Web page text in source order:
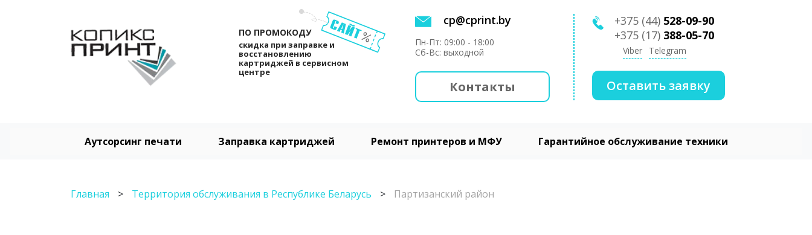
ПО ПРОМОКОДУ
скидка при заправке и
восстановлению
картриджей в сервисном
центре
cp@cprint.by
Пн-Пт: 09:00 - 18:00
Сб-Вс: выходной
Контакты
+375 (44) 528-09-90
+375 (17) 388-05-70
Viber Telegram
Оставить заявку
Аутсорсинг печати Заправка картриджей Ремонт принтеров и МФУ Гарантийное обслуживание техники
Главная > Территория обслуживания в Республике Беларусь > Партизанский район